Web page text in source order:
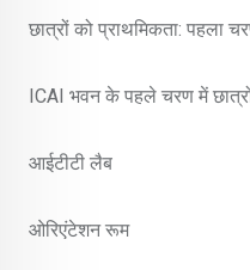
छात्रों को प्राथमिकता: पहला
ICAI भवन के पहले चरण में
आईटीटी लैब
ओरिएंटेशन रूम